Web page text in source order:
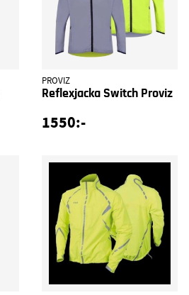
PROVIZ
Reflexjacka Switch Proviz
1550:-